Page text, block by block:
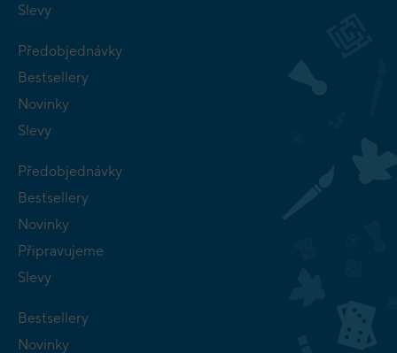
Slevy
Předobjednávky
Bestsellery
Novinky
Slevy
Předobjednávky
Bestsellery
Novinky
Připravujeme
Slevy
Bestsellery
Novinky